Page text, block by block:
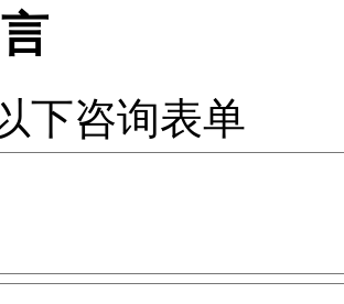
下咨询表单